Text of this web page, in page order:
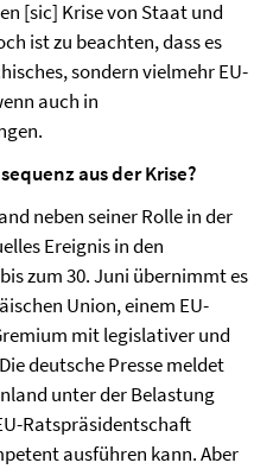
[sic] Krise von Staat und
ist zu beachten, dass es
sondern vielmehr EU-
auch in
aus der Krise?
neben seiner Rolle in der
Ereignis in den
zum 30. Juni übernimmt es
Union, einem EU-
mit legislativer und
deutsche Presse meldet
unter der Belastung
Ratspräsidentschaft
ausführen kann. Aber